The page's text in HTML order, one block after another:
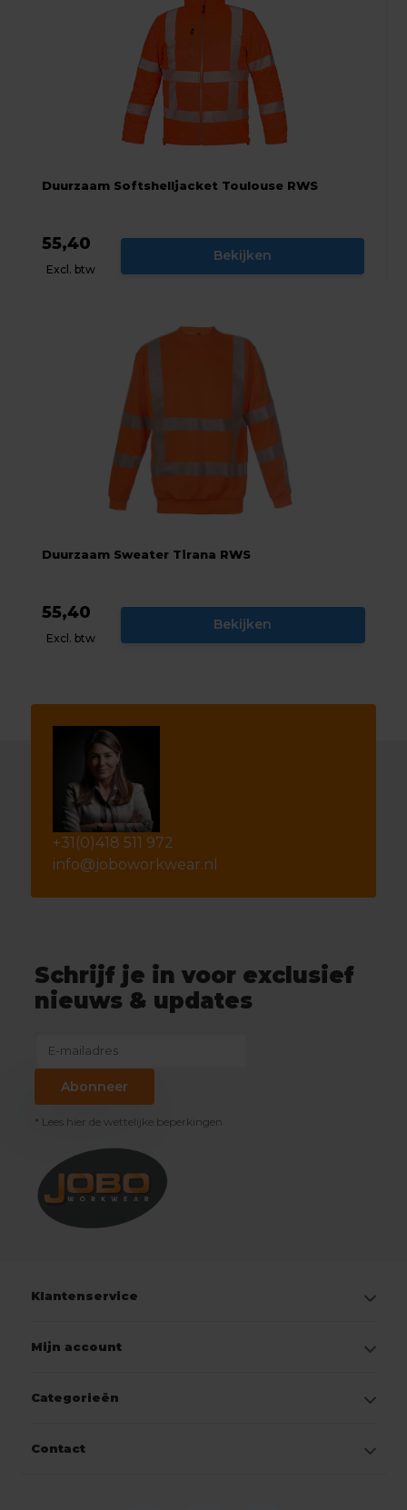
Duurzaam Softshelljacket Toulouse RWS
55,40
Excl. btw
Bekijken
Duurzaam Sweater Tirana RWS
55,40
Excl. btw
Bekijken
+31(0)418 511 972
info@joboworkwear.nl
Schrijf je in voor exclusief
nieuws & updates
Abonneer
* Lees hier de wettelijke beperkingen
Klantenservice
Mijn account
Categorieën
Contact